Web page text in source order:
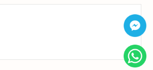
用的避蚊胺濃度 - 成人約
有隔蚊設備，可用蚊帳覆蓋床舖
人衛生用品。